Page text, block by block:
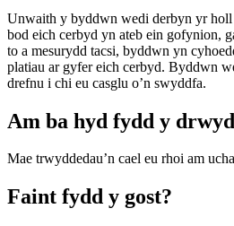
Unwaith y byddwn wedi derbyn yr
bod eich cerbyd yn ateb ein gofynion,
to a mesurydd tacsi, byddwn yn
platiau ar gyfer eich cerbyd. Byddwn
drefnu i chi eu casglu o’n swyddfa.
Am ba hyd fydd y
Mae trwyddedau’n cael eu rhoi am
Faint fydd y gost?